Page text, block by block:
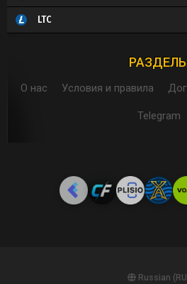
LTC
О нас Условия и правила
Telegram
Russian